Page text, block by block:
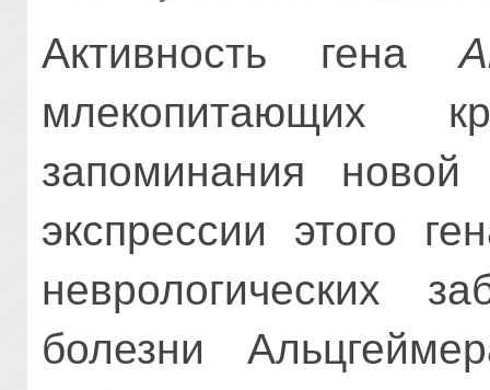
Активность гена
млекопитающих
запоминания
экспрессии этого
неврологических
болезни